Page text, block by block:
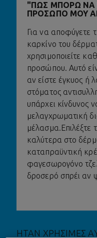
ΠΏΣ ΜΠΟΡΏ ΝΑ
ΠΡΌΣΩΠΌ ΜΟΥ
Για να αποφύγετε
καρκίνο του
χρησιμοποιείτε
προσώπου. Αυτό
αν είστε έγκυος ή
στόματος
υπάρχει κίνδυνος
μελαγχρωματική
μέλασμα.Επιλέξτε
καλύτερα στο
καταπραϋντική
φαγεσωρογόνο
δροσερό σπρέι αν
ΗΤΑΝ ΧΡΗΣΙΜΕΣ